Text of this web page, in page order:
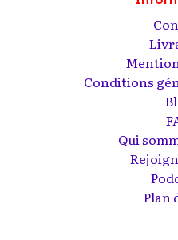
Conditions
Qui
Plan